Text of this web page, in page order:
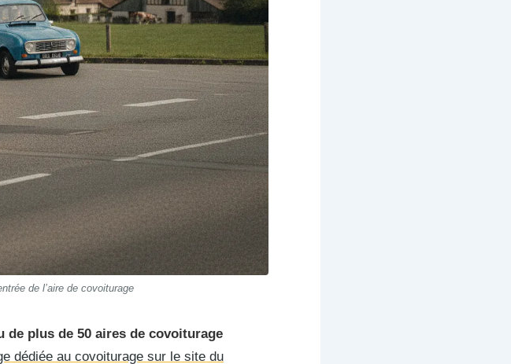
de l’aire de covoiturage
de plus de 50 aires de covoiturage
dédiée au covoiturage sur le site du